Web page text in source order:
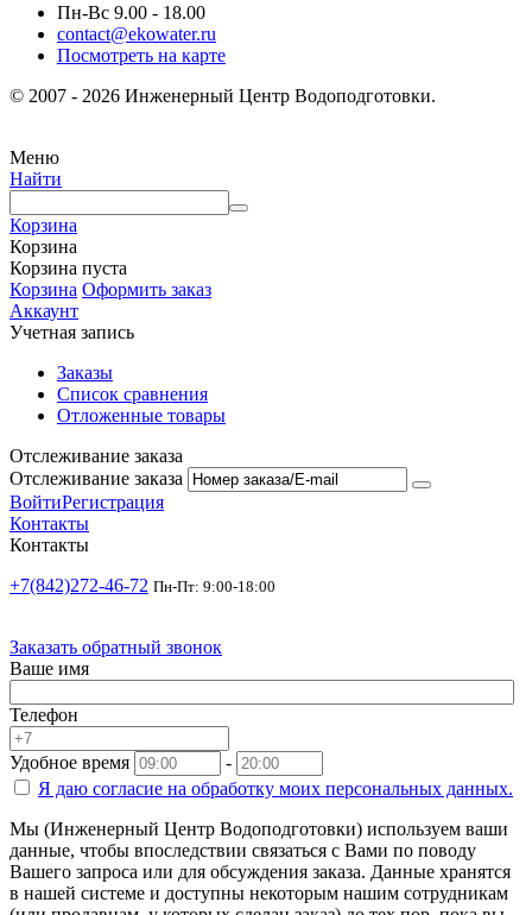
Пн-Вс 9.00 - 18.00
contact@ekowater.ru
Посмотреть на карте
© 2007 - 2026 Инженерный Центр Водоподготовки.
Меню
Найти
Корзина
Корзина
Корзина пуста
Корзина Оформить заказ
Аккаунт
Учетная запись
Заказы
Список сравнения
Отложенные товары
Отслеживание заказа
Отслеживание заказа
ВойтиРегистрация
Контакты
Контакты
+7(842)272-46-72 Пн-Пт: 9:00-18:00
Заказать обратный звонок
Ваше имя
Телефон
Удобное время
-
Я даю согласие на обработку моих персональных данных.
Мы (Инженерный Центр Водоподготовки) используем ваши
данные, чтобы впоследствии связаться с Вами по поводу
Вашего запроса или для обсуждения заказа. Данные хранятся
в нашей системе и доступны некоторым нашим сотрудникам